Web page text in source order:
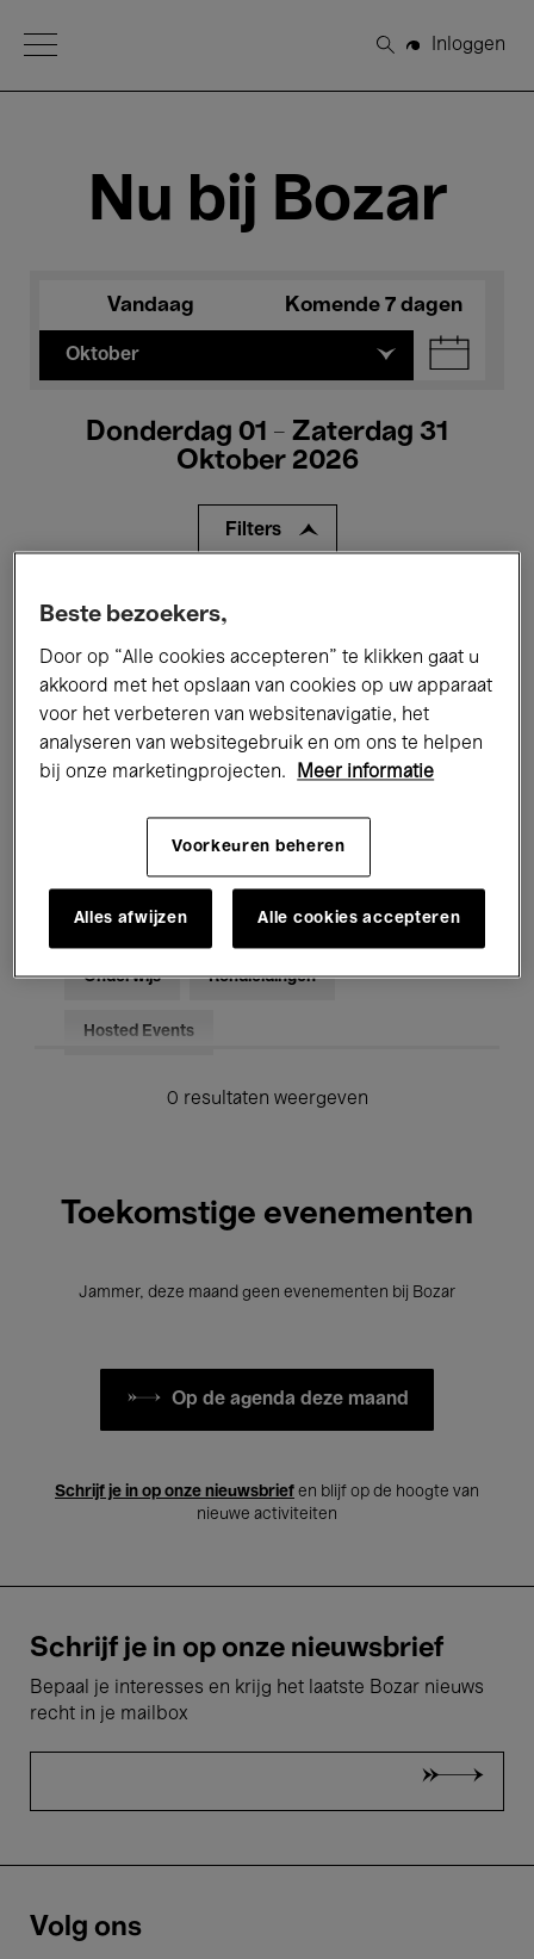
Open Menu
Zoeken
Inloggen
Nu bij Bozar
Vandaag Komende 7 dagen
Oktober
Donderdag 01 - Zaterdag 31
Oktober 2026
Filters
Alle evenementen
Tentoonstellingen Films
Performances Lezingen & Debatten
Jazz Klassieke Muziek Global Music
Voor iedereen Kids’ Palace
Onderwijs Rondleidingen
Hosted Events
0 resultaten weergeven
Toekomstige evenementen
Jammer, deze maand geen evenementen bij Bozar
Op de agenda deze maand
Schrijf je in op onze nieuwsbrief en blijf op de hoogte van
nieuwe activiteiten
Schrijf je in op onze nieuwsbrief
Bepaal je interesses en krijg het laatste Bozar nieuws
recht in je mailbox
Volg ons
Beste bezoekers,
Door op “Alle cookies accepteren” te klikken gaat u
akkoord met het opslaan van cookies op uw apparaat
voor het verbeteren van websitenavigatie, het
analyseren van websitegebruik en om ons te helpen
bij onze marketingprojecten.
Meer informatie
Voorkeuren beheren
Alles afwijzen Alle cookies accepteren